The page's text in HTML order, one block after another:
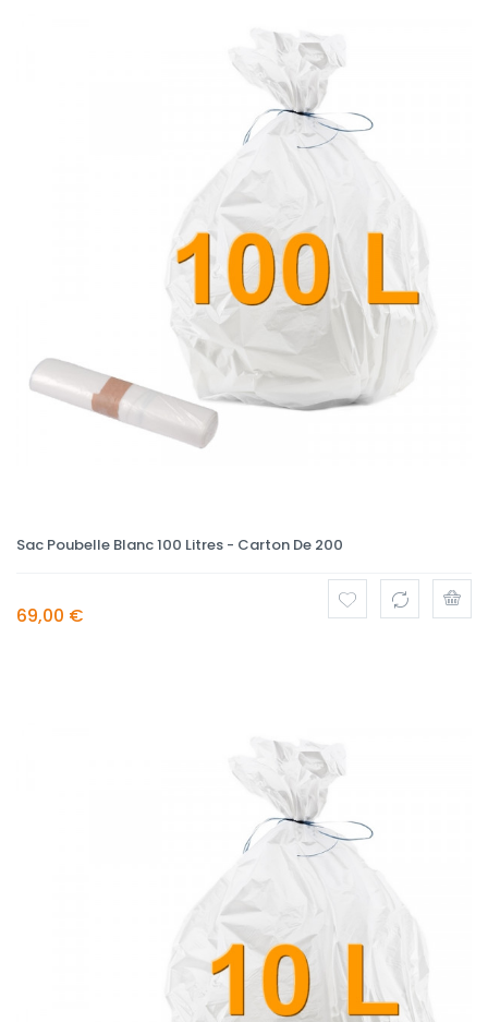
Sac Poubelle Blanc 100 Litres - Carton De 200
69,00 €